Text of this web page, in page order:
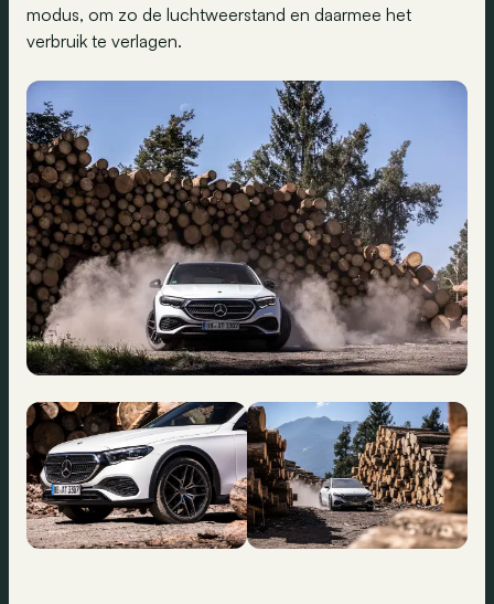
modus, om zo de luchtweerstand en daarmee het
verbruik te verlagen.